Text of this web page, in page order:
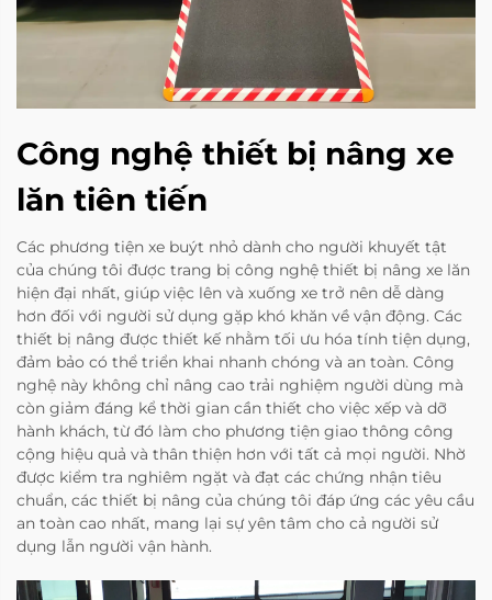
Công nghệ thiết bị nâng xe
lăn tiên tiến
Các phương tiện xe buýt nhỏ dành cho người khuyết tật
của chúng tôi được trang bị công nghệ thiết bị nâng xe lăn
hiện đại nhất, giúp việc lên và xuống xe trở nên dễ dàng
hơn đối với người sử dụng gặp khó khăn về vận động. Các
thiết bị nâng được thiết kế nhằm tối ưu hóa tính tiện dụng,
đảm bảo có thể triển khai nhanh chóng và an toàn. Công
nghệ này không chỉ nâng cao trải nghiệm người dùng mà
còn giảm đáng kể thời gian cần thiết cho việc xếp và dỡ
hành khách, từ đó làm cho phương tiện giao thông công
cộng hiệu quả và thân thiện hơn với tất cả mọi người. Nhờ
được kiểm tra nghiêm ngặt và đạt các chứng nhận tiêu
chuẩn, các thiết bị nâng của chúng tôi đáp ứng các yêu cầu
an toàn cao nhất, mang lại sự yên tâm cho cả người sử
dụng lẫn người vận hành.